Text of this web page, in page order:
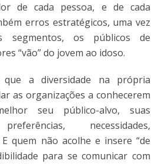
de cada pessoa, e de cada
erros estratégicos, uma vez
segmentos, os públicos de
“vão” do jovem ao idoso.
a diversidade na própria
as organizações a conhecerem
seu público-alvo, suas
necessidades,
quem não acolhe e insere “de
para se comunicar com